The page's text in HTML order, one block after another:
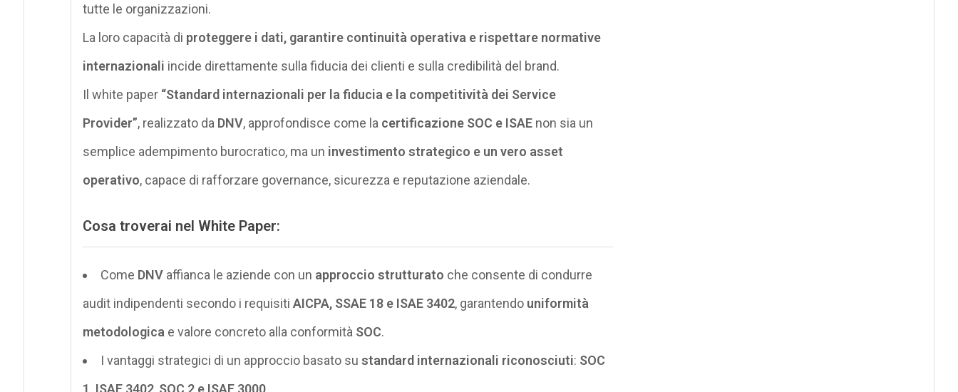
tutte le organizzazioni.
La loro capacità di proteggere i dati, garantire continuità operativa e rispettare normative
internazionali incide direttamente sulla fiducia dei clienti e sulla credibilità del brand.
Il white paper “Standard internazionali per la fiducia e la competitività dei Service
Provider”, realizzato da DNV, approfondisce come la certificazione SOC e ISAEnon sia un
semplice adempimento burocratico, ma un investimento strategico e un vero asset
operativo, capace di rafforzare governance, sicurezza e reputazione aziendale.
Cosa troverai nel White Paper:
Come DNV affianca le aziende con un approccio strutturato che consente di condurre
audit indipendenti secondo i requisiti AICPA, SSAE 18 e ISAE 3402, garantendo uniformità
metodologica e valore concreto alla conformità SOC.
I vantaggi strategici di un approccio basato su standard internazionali riconosciuti: SOC
1, ISAE 3402, SOC 2 e ISAE 3000